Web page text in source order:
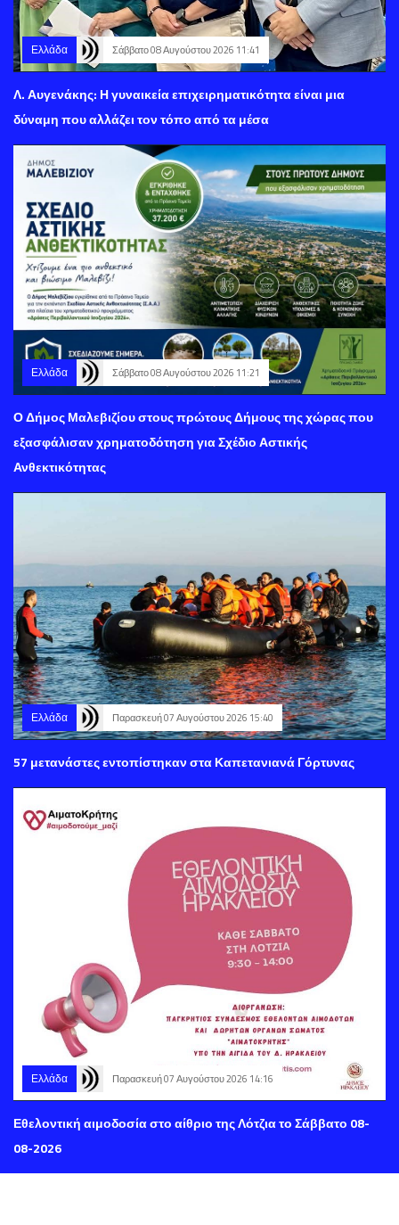
Ελλάδα Σάββατο 08 Αυγούστου 2026 11:41
Λ. Αυγενάκης: Η γυναικεία επιχειρηματικότητα είναι μια
δύναμη που αλλάζει τον τόπο από τα μέσα
Ελλάδα Σάββατο 08 Αυγούστου 2026 11:21
Ο Δήμος Μαλεβιζίου στους πρώτους Δήμους της χώρας που
εξασφάλισαν χρηματοδότηση για Σχέδιο Αστικής
Ανθεκτικότητας
Ελλάδα Παρασκευή 07 Αυγούστου 2026 15:40
57 μετανάστες εντοπίστηκαν στα Καπετανιανά Γόρτυνας
Ελλάδα Παρασκευή 07 Αυγούστου 2026 14:16
Εθελοντική αιμοδοσία στο αίθριο της Λότζια το Σάββατο 08-
08-2026